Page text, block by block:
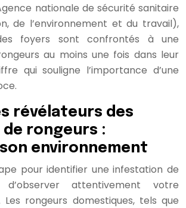
nationale de sécurité sanitaire
de l’environnement et du travail),
foyers sont confrontés à une
au moins une fois dans leur
qui souligne l’importance d’une
révélateurs des
rongeurs :
environnement
pour identifier une infestation de
attentivement votre
Les rongeurs domestiques, tels que